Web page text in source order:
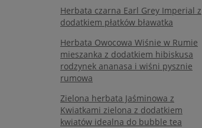
Herbata czarna Earl Grey Imperial z
dodatkiem płatków bławatka
Herbata Owocowa Wiśnie w Rumie
mieszanka z dodatkiem hibiskusa
rodzynek ananasa i wiśni pysznie
rumowa
Zielona herbata Jaśminowa z
Kwiatkami zielona z dodatkiem
kwiatów idealna do bubble tea